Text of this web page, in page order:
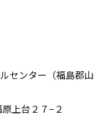
センター（福島郡山
上台２７−２